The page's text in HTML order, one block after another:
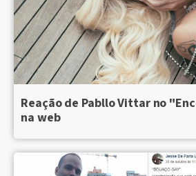
Reação de Pabllo Vittar no
na web